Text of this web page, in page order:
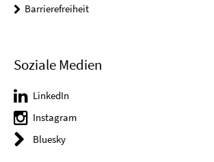
Barrierefreiheit
Soziale Medien
LinkedIn
Instagram
Bluesky